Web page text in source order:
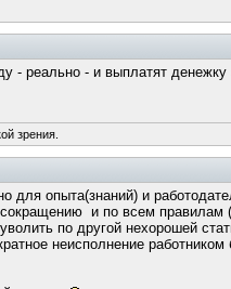
- реально - и выплатят
зрения.
опыта(знаний) и
и по всем правилам
по другой нехорошей
неисполнение